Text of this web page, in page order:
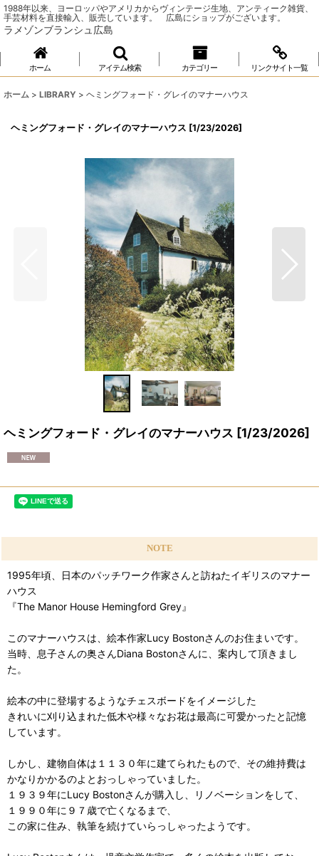
1988年以来、ヨーロッパやアメリカからヴィンテージ生地、アンティーク雑貨、
手芸材料を直接輸入、販売しています。 広島にショップがございます。
ラメゾンブランシュ広島
ホーム アイテム検索 カテゴリー リンクサイト一覧
ホーム > LIBRARY > ヘミングフォード・グレイのマナーハウス
ヘミングフォード・グレイのマナーハウス [1/23/2026]
ヘミングフォード・グレイのマナーハウス [1/23/2026]
NOTE
1995年頃、日本のパッチワーク作家さんと訪ねたイギリスのマナー
ハウス
『The Manor House Hemingford Grey』
このマナーハウスは、絵本作家Lucy Bostonさんのお住まいです。
当時、息子さんの奥さんDiana Bostonさんに、案内して頂きまし
た。
絵本の中に登場するようなチェスボードをイメージした
きれいに刈り込まれた低木や様々なお花は最高に可愛かったと記憶
しています。
しかし、建物自体は１１３０年に建てられたもので、その維持費は
かなりかかるのよとおっしゃっていました。
１９３９年にLucy Bostonさんが購入し、リノベーションをして、
１９９０年に９７歳で亡くなるまで、
この家に住み、執筆を続けていらっしゃったようです。